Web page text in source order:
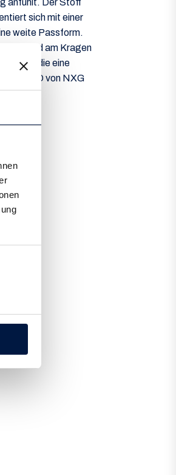
anfühlt. Der Stoff
sich mit einer
weite Passform.
und am Kragen
das Hoodie eine
von NXG